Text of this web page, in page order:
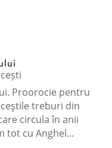
Proorocie pentru
treburi din
circula în anii
tot cu Anghel...